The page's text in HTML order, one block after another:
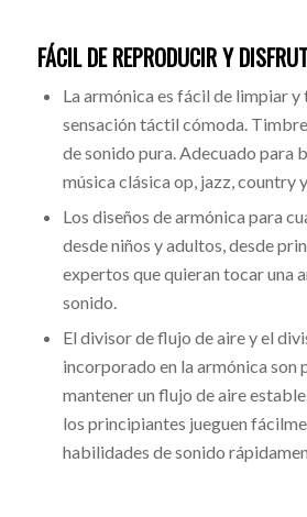
FÁCIL DE REPRODUCIR Y
La armónica es fácil de limpiar y
sensación táctil cómoda.
de sonido pura. Adecuado para
música clásica op, jazz, country
Los diseños de armónica para
desde niños y adultos, desde
expertos que quieran tocar una
sonido.
El divisor de flujo de aire y el
incorporado en la armónica son
mantener un flujo de aire
los principiantes jueguen
habilidades de sonido